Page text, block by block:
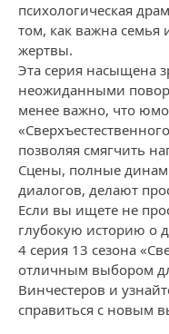
психологическая
том, как важна семья
жертвы.
Эта серия насыщена
неожиданными
менее важно, что
позволяя смягчить
Сцены, полные
диалогов, делают
Если вы ищете не
глубокую историю о
4 серия 13 сезона
отличным выбором
Винчестеров и
справиться с новым